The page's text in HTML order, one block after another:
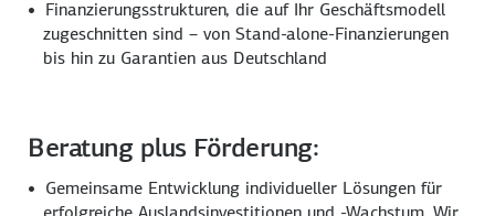
Finanzierungsstrukturen, die auf Ihr Geschäftsmodell
zugeschnitten sind – von Stand-alone-Finanzierungen
bis hin zu Garantien aus Deutschland
Beratung plus Förderung:
Gemeinsame Entwicklung individueller Lösungen für